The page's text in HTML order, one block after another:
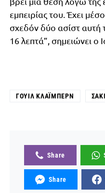
εμπειρίας του. Έχει
σχεδόν δύο ασίστ αυτή
16 λεπτά”, σημειώνει ο
ΓΟΥΊΛ ΚΛΆΙΜΠΕΡΝ
Share
Share